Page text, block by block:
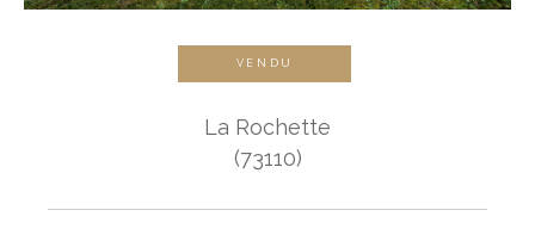
VENDU
La Rochette
(73110)